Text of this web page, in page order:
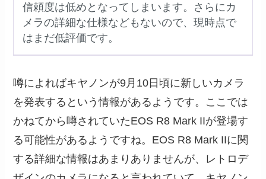
信頼度は低めとなってしまいます。さらにカ
メラの詳細な仕様などもないので、現時点で
はまだ低評価です。
噂によればキヤノンが9月10日頃に新しいカメラ
を発表するという情報があるようです。ここでは
かねてから噂されていたEOS R8 Mark IIが登場す
る可能性があるようですね。EOS R8 Mark IIに関
する詳細な情報はあまりありませんが、レトロデ